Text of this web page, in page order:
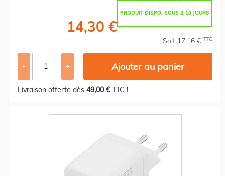
PRODUIT DISPO. SOUS 2-10 JOURS
14,30 €
Soit 17,16 € TTC
- + Ajouter au panier
Livraison offerte dès 49,00 €TTC !